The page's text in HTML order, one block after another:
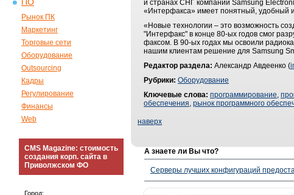
ПО
Рынок ПК
Маркетинг
Торговые сети
Оборудование
Outsourcing
Кадры
Регулирование
Финансы
Web
CMS Magazine: стоимость
создания корп. сайта в
Приволжском ФО
Город:
и странах СНГ компании Samsung
«Интерфакса» имеет понятный, удобный
«Новые технологии – это возможность
"Интерфакс" в конце 80-ых годов смог
факсом. В 90-ых годах мы освоили
нашим клиентам решение для Samsung
Редактор раздела: Александр Авдеенко (
Рубрики: Оборудование
Ключевые слова: программирование,
обеспечения, рынок программного
наверх
А знаете ли Вы что?
Серверы лучших конфигураций